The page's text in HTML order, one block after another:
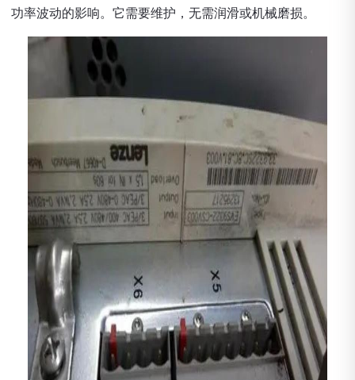
功率波动的影响。它需要维护，无需润滑或机械磨损。